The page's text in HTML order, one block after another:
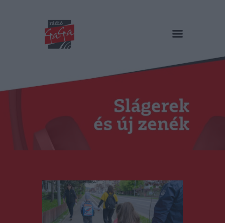
RÁDIÓ GAGA
Műsorok
Duma Duba
Podcast és videók
Stáb
Kapcsolat
RO